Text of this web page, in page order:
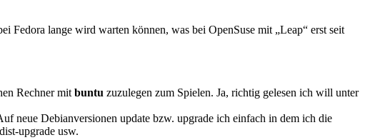
Fedora lange wird warten können, was bei OpenSuse mit „Leap“ erst seit
Rechner mit buntu zuzulegen zum Spielen. Ja, richtig gelesen ich will unter
neue Debianversionen update bzw. upgrade ich einfach in dem ich die
upgrade usw.